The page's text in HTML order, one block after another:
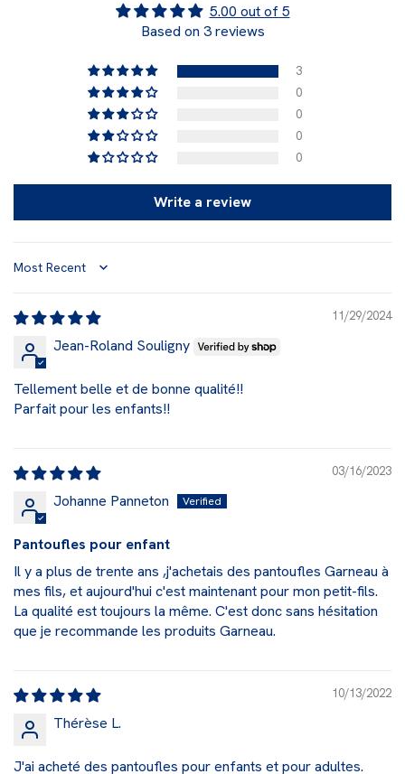
5.00 out of 5
Based on 3 reviews
3
0
0
0
0
Write a review
Sort by
11/29/2024
Jean-Roland Souligny
Tellement belle et de bonne qualité!!
Parfait pour les enfants!!
03/16/2023
Johanne Panneton
Pantoufles pour enfant
Il y a plus de trente ans ,j'achetais des pantoufles Garneau à
mes fils, et aujourd'hui c'est maintenant pour mon petit-fils.
La qualité est toujours la même. C'est donc sans hésitation
que je recommande les produits Garneau.
10/13/2022
Thérèse L.
J'ai acheté des pantoufles pour enfants et pour adultes.